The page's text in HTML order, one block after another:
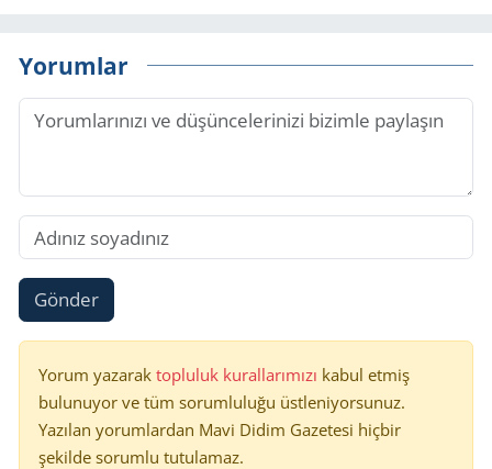
Yorumlar
Gönder
Yorum yazarak topluluk kurallarımızı kabul etmiş
bulunuyor ve tüm sorumluluğu üstleniyorsunuz.
Yazılan yorumlardan Mavi Didim Gazetesi hiçbir
şekilde sorumlu tutulamaz.